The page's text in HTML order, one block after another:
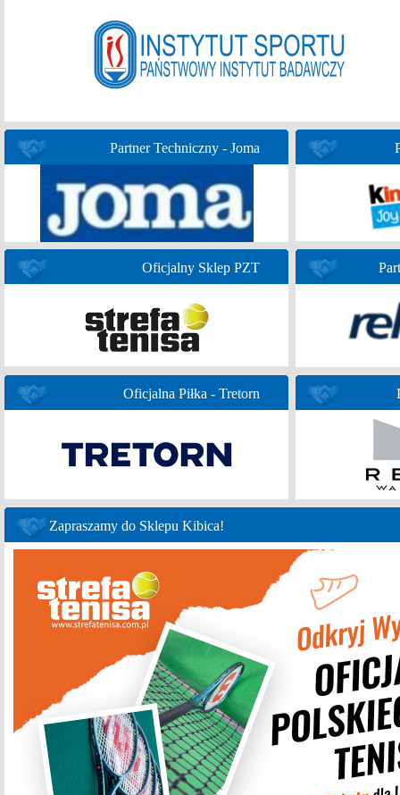
Partner Techniczny - Joma
Oficjalny Sklep PZT
Oficjalna Piłka - Tretorn
Zapraszamy do Sklepu Kibica!